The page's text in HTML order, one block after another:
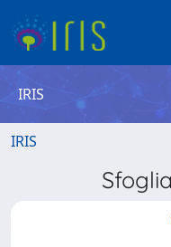
IRIS
IRIS